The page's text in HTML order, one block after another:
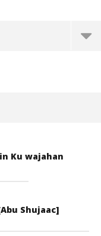
Ku wajahan
Shujaac]